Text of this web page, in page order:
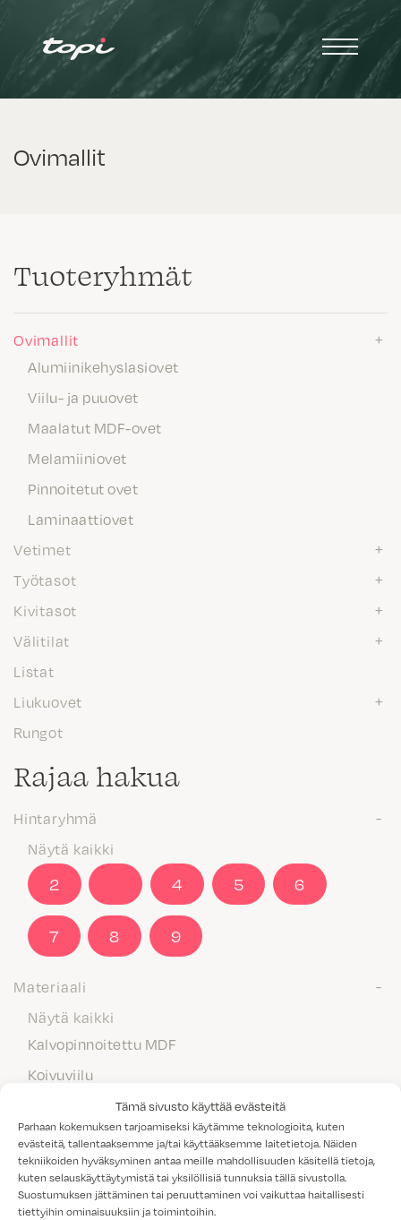
Tämä sivusto käyttää evästeitä
Parhaan kokemuksen tarjoamiseksi käytämme teknologioita, kuten
evästeitä, tallentaaksemme ja/tai käyttääksemme laitetietoja. Näiden
tekniikoiden hyväksyminen antaa meille mahdollisuuden käsitellä tietoja,
kuten selauskäyttäytymistä tai yksilöllisiä tunnuksia tällä sivustolla.
Suostumuksen jättäminen tai peruuttaminen voi vaikuttaa haitallisesti
tiettyihin ominaisuuksiin ja toimintoihin.
Ovimallit
Tuote­ryhmät
Ovimallit
Alumiinikehyslasiovet
Viilu- ja puuovet
Maalatut MDF-ovet
Melamiiniovet
Pinnoitetut ovet
Laminaattiovet
Vetimet
Työtasot
Kivitasot
Välitilat
Listat
Liukuovet
Rungot
Rajaa hakua
Hintaryhmä
Näytä kaikki
2 4 5 6
7 8 9
Materiaali
Näytä kaikki
Kalvopinnoitettu MDF
Koivuviilu
Maalattu MDF
Massiivipuu
Melamiini